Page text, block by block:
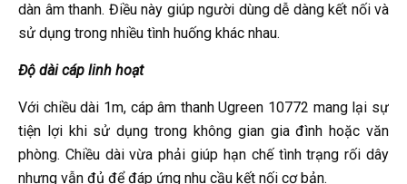
dàn âm thanh. Điều này giúp người dùng dễ dàng kết nối và
sử dụng trong nhiều tình huống khác nhau.
Độ dài cáp linh hoạt
Với chiều dài 1m, cáp âm thanh Ugreen 10772 mang lại sự
tiện lợi khi sử dụng trong không gian gia đình hoặc văn
phòng. Chiều dài vừa phải giúp hạn chế tình trạng rối dây
nhưng vẫn đủ để đáp ứng nhu cầu kết nối cơ bản.